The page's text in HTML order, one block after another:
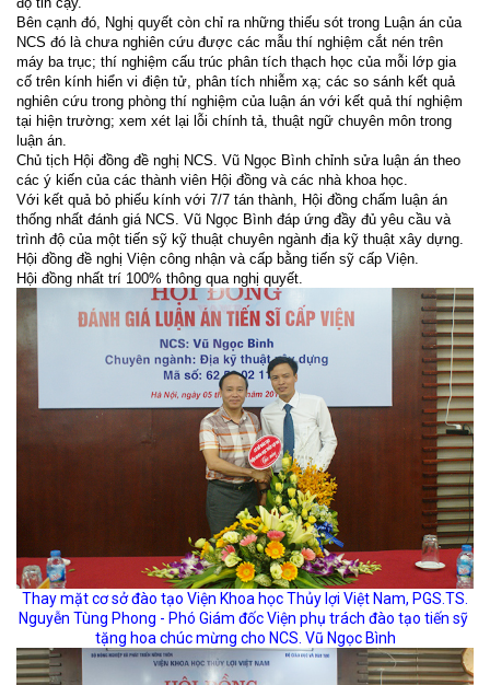
Bên cạnh đó, Nghị quyết còn chỉ ra những thiếu sót trong Luận án của
NCS đó là chưa nghiên cứu được các mẫu thí nghiệm cắt nén trên
máy ba trục; thí nghiệm cấu trúc phân tích thạch học của mỗi lớp gia
cố trên kính hiển vi điện tử, phân tích nhiễm xạ; các so sánh kết quả
nghiên cứu trong phòng thí nghiệm của luận án với kết quả thí nghiệm
tại hiện trường; xem xét lại lỗi chính tả, thuật ngữ chuyên môn trong
luận án.
Chủ tịch Hội đồng đề nghị NCS. Vũ Ngọc Bình chỉnh sửa luận án theo
các ý kiến của các thành viên Hội đồng và các nhà khoa học.
Với kết quả bỏ phiếu kính với 7/7 tán thành, Hội đồng chấm luận án
thống nhất đánh giá NCS. Vũ Ngọc Bình đáp ứng đầy đủ yêu cầu và
trình độ của một tiến sỹ kỹ thuật chuyên ngành địa kỹ thuật xây dựng.
Hội đồng đề nghị Viện công nhận và cấp bằng tiến sỹ cấp Viện.
Hội đồng nhất trí 100% thông qua nghị quyết.
Thay mặt cơ sở đào tạo Viện Khoa học Thủy lợi Việt Nam, PGS.TS.
Nguyễn Tùng Phong - Phó Giám đốc Viện phụ trách đào tạo tiến sỹ
tặng hoa chúc mừng cho NCS. Vũ Ngọc Bình